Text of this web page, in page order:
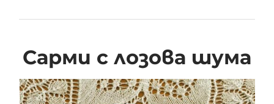
Сарми с лозова шума